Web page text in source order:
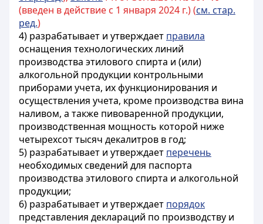
(введен в действие с 1 января 2024 г.) (см. стар.
ред.)
4) разрабатывает и утверждает правила
оснащения технологических линий
производства этилового спирта и (или)
алкогольной продукции контрольными
приборами учета, их функционирования и
осуществления учета, кроме производства вина
наливом, а также пивоваренной продукции,
производственная мощность которой ниже
четырехсот тысяч декалитров в год;
5) разрабатывает и утверждает перечень
необходимых сведений для паспорта
производства этилового спирта и алкогольной
продукции;
6) разрабатывает и утверждает порядок
представления деклараций по производству и